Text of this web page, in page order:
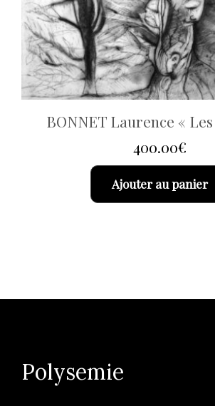
BONNET Laurence «
400.00€
Ajouter au panier
Polysemie